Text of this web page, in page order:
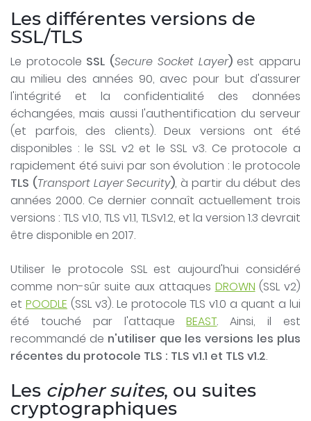
Les différentes versions de
SSL/TLS
Le protocole SSL (Secure Socket Layer)est apparu
au milieu des années 90, avec pour but d'assurer
l'intégrité et la confidentialité des données
échangées, mais aussi l'authentification du serveur
(et parfois, des clients). Deux versions ont été
disponibles : le SSL v2 et le SSL v3. Ce protocole a
rapidement été suivi par son évolution : le protocole
TLS (Transport Layer Security), à partir du début des
années 2000. Ce dernier connaît actuellement trois
versions : TLS v1.0, TLS v1.1, TLSv1.2, et la version 1.3 devrait
être disponible en 2017.
Utiliser le protocole SSL est aujourd'hui considéré
comme non-sûr suite aux attaques DROWN (SSL v2)
et POODLE (SSL v3). Le protocole TLS v1.0 a quant a lui
été touché par l'attaqueBEAST. Ainsi, il est
recommandé de n'utiliser que les versions les plus
récentes du protocole TLS : TLS v1.1 et TLS v1.2.
Les cipher suites, ou suites
cryptographiques